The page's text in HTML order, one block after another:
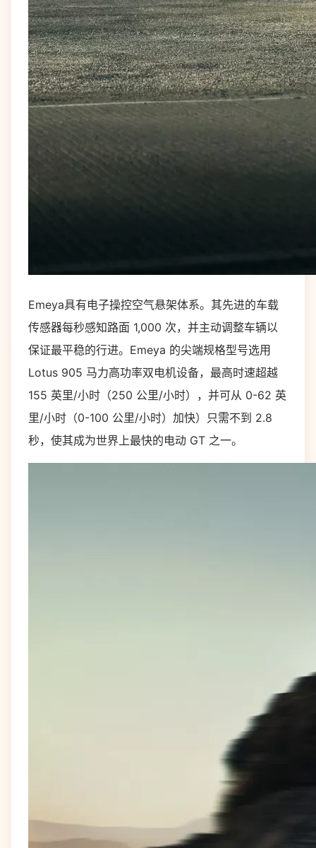
Emeya具有电子操控空气悬架体系。其先进的车载
传感器每秒感知路面 1,000 次，并主动调整车辆以
保证最平稳的行进。Emeya 的尖端规格型号选用
Lotus 905 马力高功率双电机设备，最高时速超越
155 英里/小时（250 公里/小时），并可从 0-62 英
里/小时（0-100 公里/小时）加快）只需不到 2.8
秒，使其成为世界上最快的电动 GT 之一。